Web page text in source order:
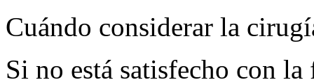
Cuándo considerar la
Si no está satisfecho con